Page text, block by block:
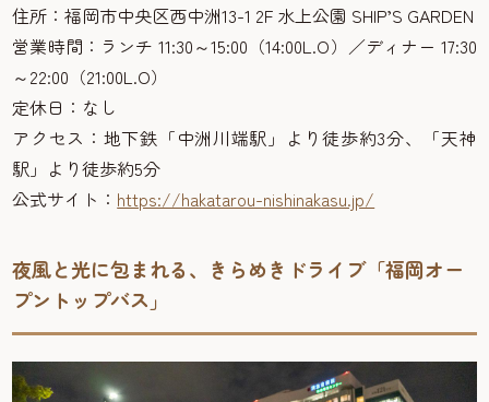
住所：福岡市中央区西中洲13-1 2F 水上公園 SHIP’S GARDEN
営業時間：ランチ 11:30～15:00（14:00L.O）／ディナー 17:30
～22:00（21:00L.O）
定休日：なし
アクセス：地下鉄「中洲川端駅」より徒歩約3分、「天神
駅」より徒歩約5分
公式サイト： https://hakatarou-nishinakasu.jp/
夜風と光に包まれる、きらめきドライブ「福岡オー
プントップバス」